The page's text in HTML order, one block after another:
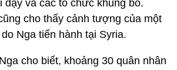
dậy và các tổ chức khủng bố.
cho thấy cảnh tượng của một
Nga tiến hành tại Syria.
cho biết, khoảng 30 quân nhân